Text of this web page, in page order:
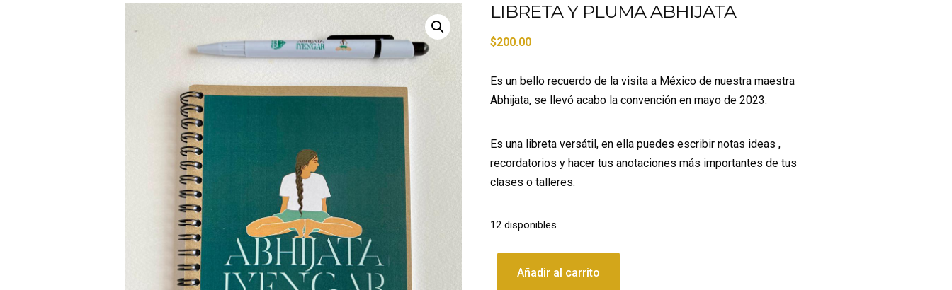
LIBRETA Y PLUMA ABHIJATA
$200.00
Es un bello recuerdo de la visita a México de nuestra maestra
Abhijata, se llevó acabo la convención en mayo de 2023.
Es una libreta versátil, en ella puedes escribir notas ideas ,
recordatorios y hacer tus anotaciones más importantes de tus
clases o talleres.
12 disponibles
Añadir al carrito